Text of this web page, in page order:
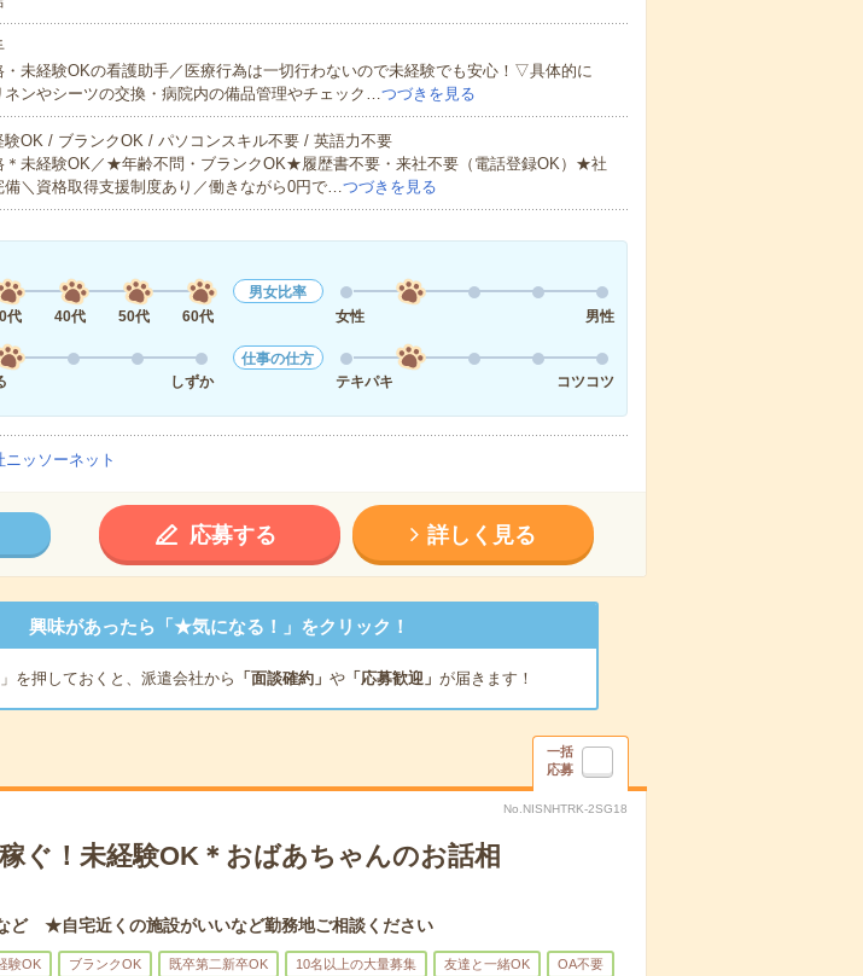
・未経験OKの看護助手／医療行為は一切行わないので未経験でも安心！▽具体的に
ンやシーツの交換・病院内の備品管理やチェック…つづきを見る
験OK / ブランクOK / パソコンスキル不要 / 英語力不要
＊未経験OK／★年齢不問・ブランクOK★履歴書不要・来社不要（電話登録OK）★社
備＼資格取得支援制度あり／働きながら0円で…つづきを見る
代 40代 50代 60代
男女比率
女性
男性
しずか
仕事の仕方
テキパキ
コツコツ
ニッソーネット
応募する 詳しく見る
興味があったら「★気になる！」をクリック！
」を押しておくと、派遣会社から 「面談確約」 や「応募歓迎」 が届きます！
一括
応募
No.NISNHTRK-2SG18
ぐ！未経験OK＊おばあちゃんのお話相
ど ★自宅近くの施設がいいなど勤務地ご相談ください
験OK ブランクOK 既卒第二新卒OK 10名以上の大量募集 友達と一緒OK OA不要